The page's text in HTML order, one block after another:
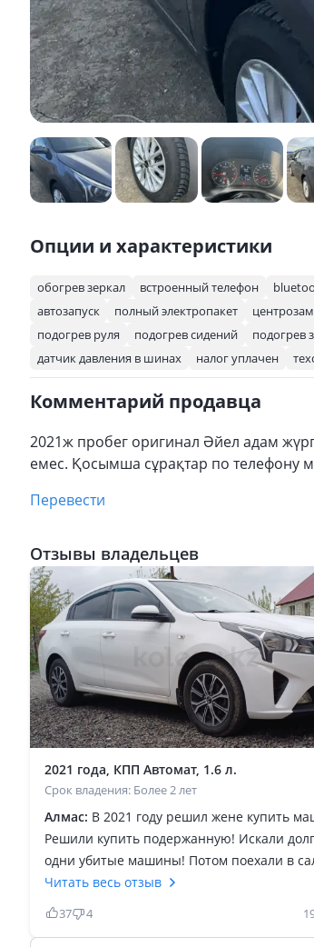
Опции и характеристики
обогрев зеркал встроенный телефон
автозапуск
полный электропакет
подогрев руля
подогрев сидений подогрев
датчик давления в шинах
налог уплачен
Комментарий продавца
2021ж пробег оригинал Әйел адам
емес. Қосымша сұрақтар по телефону
Перевести
Отзывы владельцев
2021 года, КПП Автомат, 1.6 л.
Срок владения: Более 2 лет
Алмас: В 2021 году решил жене купить
Решили купить подержанную! Искали
одни убитые машины! Потом поехали в
начали смотреть новые, выбор стоял
хёнда акцент или киа рио! Жене
внешка рио! Купили в аллюре киа, в
Читать весь отзыв
37 4